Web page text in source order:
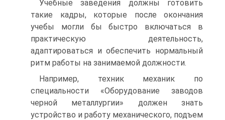
Учебные заведения должны готовить
такие кадры, которые после окончания
учебы могли бы быстро включаться в
практическую деятельность,
адаптироваться и обеспечить нормальный
ритм работы на занимаемой должности.
Например, техник механик по
специальности «Оборудование заводов
черной металлургии» должен знать
устройство и работу механического, подъем